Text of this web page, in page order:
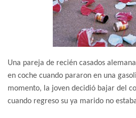
Una pareja de recién casados
en coche cuando pararon en una
momento, la joven decidió bajar del
cuando regreso su ya marido no